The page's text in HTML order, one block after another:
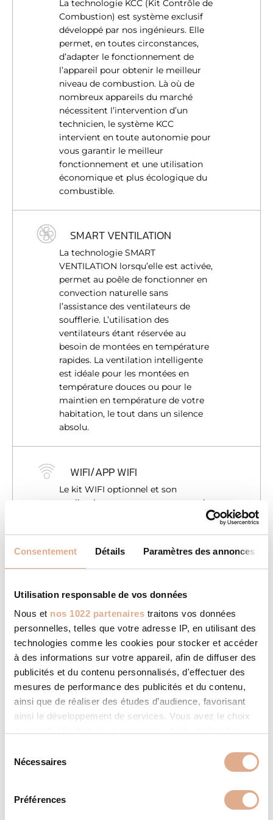
Consentement Détails Paramètres des annonces
Utilisation responsable de vos données
Nous et nos 1022 partenaires traitons vos données
personnelles, telles que votre adresse IP, en utilisant des
technologies comme les cookies pour stocker et accéder
à des informations sur votre appareil, afin de diffuser des
publicités et du contenu personnalisés, d'effectuer des
mesures de performance des publicités et du contenu,
ainsi que de réaliser des études d’audience, favorisant
ainsi le développement de services. Vous avez le choix
tout moment en consultant la Déclaration relative aux
cookies ou en cliquant sur l'icône de confidentialité.
Si vous le permettez, nous aimerions également :
Nécessaires
Préférences
La technologie KCC (Kit Contrôle de
Combustion) est système exclusif
développé par nos ingénieurs. Elle
permet, en toutes circonstances,
d’adapter le fonctionnement de
l’appareil pour obtenir le meilleur
niveau de combustion. Là où de
nombreux appareils du marché
nécessitent l’intervention d’un
technicien, le système KCC
intervient en toute autonomie pour
vous garantir le meilleur
fonctionnement et une utilisation
économique et plus écologique du
combustible.
SMART VENTILATION
La technologie SMART
VENTILATION lorsqu’elle est activée,
permet au poêle de fonctionner en
convection naturelle sans
l’assistance des ventilateurs de
soufflerie. L’utilisation des
ventilateurs étant réservée au
besoin de montées en température
rapides. La ventilation intelligente
est idéale pour les montées en
température douces ou pour le
maintien en température de votre
habitation, le tout dans un silence
absolu.
WIFI/APP WIFI
Le kit WIFI optionnel et son
application, vous permettent, quel
durant votre absence décider de
modifier le fonctionnement de
température de confort de votre
habitation. 2 versions disponibles en
option : kit classique ou kit Beefire.
CARACTÉRISTIQUES
Puissance Nominale (kW)
Modulation puissance (kW) 4,2 – 9,1
Surface chauffée (m²)